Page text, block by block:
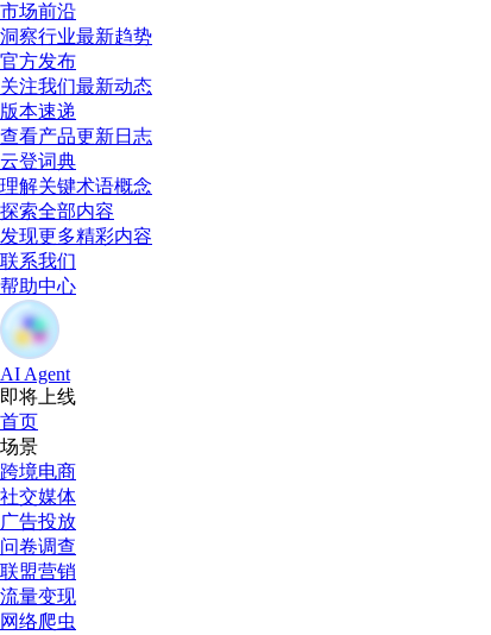
市场前沿
洞察行业最新趋势
官方发布
关注我们最新动态
版本速递
查看产品更新日志
云登词典
理解关键术语概念
探索全部内容
发现更多精彩内容
联系我们
帮助中心
AI Agent
即将上线
首页
场景
跨境电商
社交媒体
广告投放
问卷调查
联盟营销
流量变现
网络爬虫